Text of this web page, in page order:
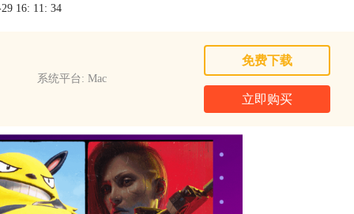
16: 11: 34
系统平台: Mac
免费下载
立即购买